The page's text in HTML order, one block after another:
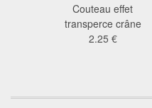
Couteau effet
transperce crâne
2.25 €